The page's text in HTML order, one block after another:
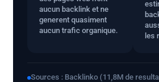
aucun backlink et ne
generent quasiment
aucun trafic organique.
les
Sources : Backlinko (11,8M de